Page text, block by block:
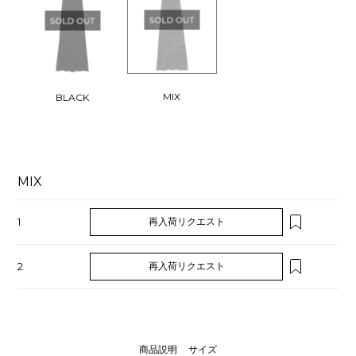
BLACK MIX
MIX
1 再入荷リクエスト
2 再入荷リクエスト
商品説明 サイズ